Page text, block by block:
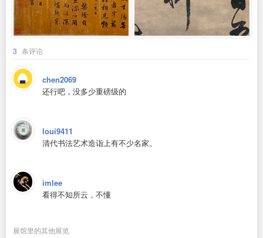
3 条评论
chen2069
还行吧，没多少重磅级的
loui9411
清代书法艺术造诣上有不少名家。
imlee
看得不知所云，不懂
展馆里的其他展览